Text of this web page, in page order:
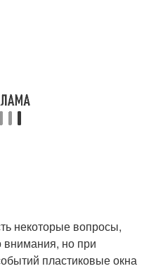
некоторые вопросы,
внимания, но при
пластиковые окна